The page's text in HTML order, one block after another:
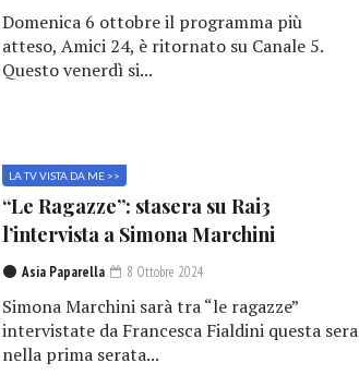
Domenica 6 ottobre il programma più
atteso, Amici 24, è ritornato su Canale 5.
Questo venerdì si...
LA TV VISTA DA ME >>
“Le Ragazze”: stasera su Rai3
l’intervista a Simona Marchini
Asia Paparella 8 Ottobre 2024
Simona Marchini sarà tra “le ragazze”
intervistate da Francesca Fialdini questa sera
nella prima serata...